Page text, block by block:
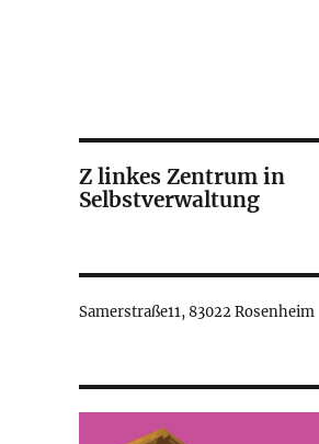
Z linkes Zentrum in
Selbstverwaltung
Samerstraße11, 83022 Rosenheim